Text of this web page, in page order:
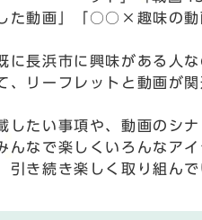
た動画」「○○×趣味の動
長浜市に興味がある人
、リーフレットと動画が
たい事項や、動画のシ
んなで楽しくいろんなア
き続き楽しく取り組んで